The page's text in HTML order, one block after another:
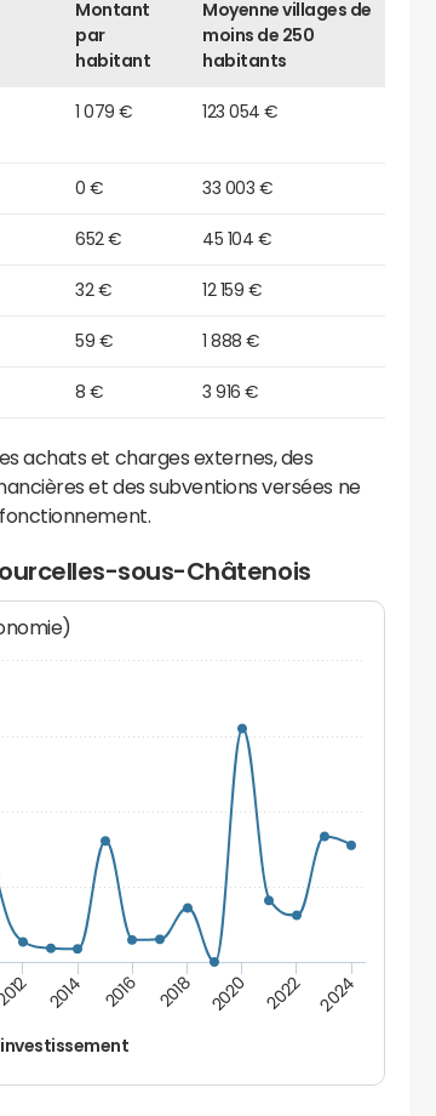
Montant
par
habitant
Moyenne villages de
moins de 250
habitants
1 079 € 123 054 €
0 € 33 003 €
652 € 45 104 €
32 € 12 159 €
59 € 1 888 €
8 € 3 916 €
achats et charges externes, des
et des subventions versées ne
sous-Châtenois
2014 2016 2018 2020 2022 2024